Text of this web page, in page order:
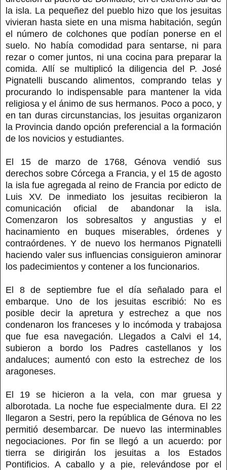
la isla. La pequeñez del pueblo hizo que los jesuitas
vivieran hasta siete en una misma habitación, según
el número de colchones que podían ponerse en el
suelo. No había comodidad para sentarse, ni para
rezar o comer juntos, ni una cocina para preparar la
comida. Allí se multiplicó la diligencia del P. José
Pignatelli buscando alimentos, comprando telas y
procurando lo indispensable para mantener la vida
religiosa y el ánimo de sus hermanos. Poco a poco, y
en tan duras circunstancias, los jesuitas organizaron
la Provincia dando opción preferencial a la formación
de los novicios y estudiantes.
El 15 de marzo de 1768, Génova vendió sus
derechos sobre Córcega a Francia, y el 15 de agosto
la isla fue agregada al reino de Francia por edicto de
Luis XV. De inmediato los jesuitas recibieron la
comunicación oficial de abandonar la isla.
Comenzaron los sobresaltos y angustias y el
hacinamiento en buques miserables, órdenes y
contraórdenes. Y de nuevo los hermanos Pignatelli
haciendo valer sus influencias consiguieron aminorar
los padecimientos y contener a los funcionarios.
El 8 de septiembre fue el día señalado para el
embarque. Uno de los jesuitas escribió: No es
posible decir la apretura y estrechez a que nos
condenaron los franceses y lo incómoda y trabajosa
que fue esa navegación. Llegados a Calvi el 14,
subieron a bordo los Padres castellanos y los
andaluces; aumentó con esto la estrechez de los
aragoneses.
El 19 se hicieron a la vela, con mar gruesa y
alborotada. La noche fue especialmente dura. El 22
llegaron a Sestri, pero la república de Génova no les
permitió desembarcar. De nuevo las interminables
negociaciones. Por fin se llegó a un acuerdo: por
tierra se dirigirán los jesuitas a los Estados
Pontificios. A caballo y a pie, relevándose por el